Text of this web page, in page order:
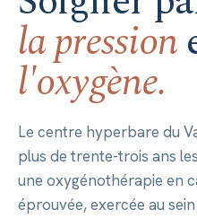
la pression
l'oxygène.
Le centre hyperbare du
plus de trente-trois ans
une oxygénothérapie en
éprouvée, exercée au